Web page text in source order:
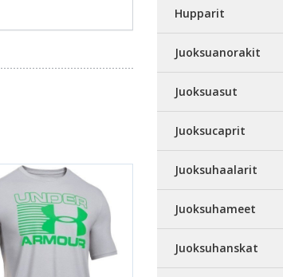
Hupparit
Juoksuanorakit
Juoksuasut
Juoksucaprit
Juoksuhaalarit
Juoksuhameet
Juoksuhanskat